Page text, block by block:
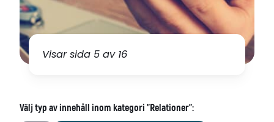
Visar sida 5 av 16
Välj typ av innehåll inom kategori "Relationer":